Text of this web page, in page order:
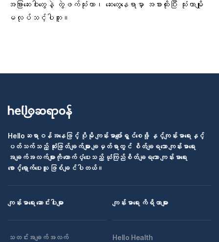
အခြားဆေးဝါးတွေနဲ့ တွဲဖက်သုံးတာ၊ ဆေးတွေနေရာမှာ အစားထိုးပြီး သုံးတာမျိုး
မလုပ်သင့်ပါဘူး။
Helloဆရာဝန်အနေဖြင့် ပိုမို ကျန်းမာပျော်ရွှင်စေဖို့ နှင့်ကျန်းမာရေးနှင့်
ပတ်သက်သည့် ဆုံးဖြတ်ချက်များ ချမှတ်ရာတွင် စိတ်ချရသော ကျန်းမာရေး
အချက်အလက်များကို ထောက်ပံ့ပေးသည့် ယုံကြည်စိတ်ချရသော ကျန်းမာရေး
စောင့်ရှောက်ပေးသူ ဖြစ်ချင်ပါတယ်။
ကျန်းမာရေး ဆောင်းပါးများ ကျန်းမာရေး ကိရိယာများ
သတင်းအချက်အလက်
Hello Health